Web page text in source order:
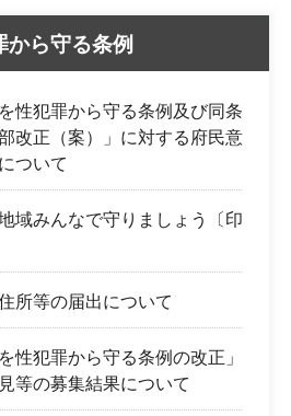
から守る条例
性犯罪から守る条例及び同条
改正（案）」に対する府民意
ついて
域みんなで守りましょう〔印
所等の届出について
性犯罪から守る条例の改正」
等の募集結果について